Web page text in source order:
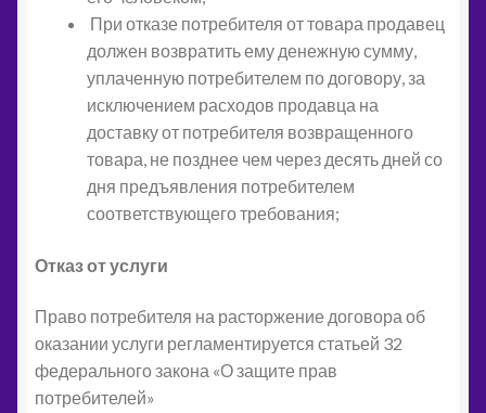
При отказе потребителя от товара продавец
должен возвратить ему денежную сумму,
уплаченную потребителем по договору, за
исключением расходов продавца на
доставку от потребителя возвращенного
товара, не позднее чем через десять дней со
дня предъявления потребителем
соответствующего требования;
Отказ от услуги
Право потребителя на расторжение договора об
оказании услуги регламентируется статьей 32
федерального закона «О защите прав
потребителей»